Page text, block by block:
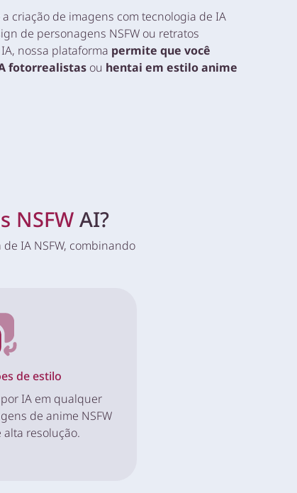
criação de imagens com tecnologia de IA
de personagens NSFW ou retratos
nossa plataforma permite que você
fotorrealistasou hentai em estilo anime
NSFWAI?
IA NSFW, combinando
de estilo
IA em qualquer
de anime NSFW
alta resolução.